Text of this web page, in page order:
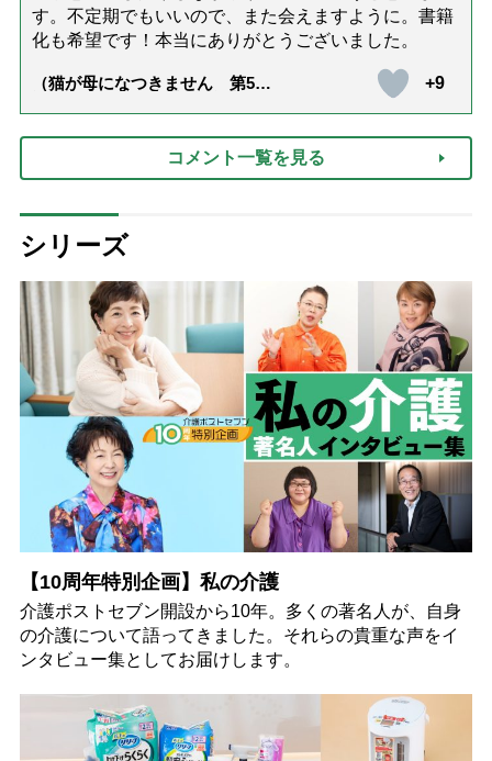
す。不定期でもいいので、また会えますように。書籍
化も希望です！本当にありがとうございました。
（猫が母になつきません 第500
+9
コメント一覧を見る
シリーズ
【10周年特別企画】私の介護
介護ポストセブン開設から10年。多くの著名人が、自身
の介護について語ってきました。それらの貴重な声をイ
ンタビュー集としてお届けします。